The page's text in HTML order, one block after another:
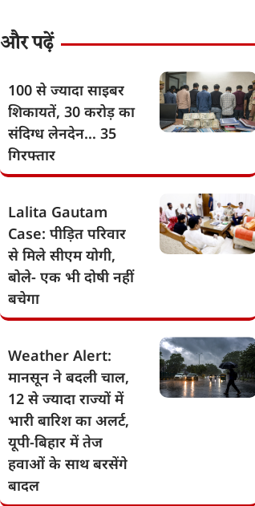
और पढ़ें
100 से ज्यादा साइबर
शिकायतें, 30 करोड़ का
संदिग्ध लेनदेन… 35
गिरफ्तार
Lalita Gautam
Case: पीड़ित परिवार
से मिले सीएम योगी,
बोले- एक भी दोषी नहीं
बचेगा
Weather Alert:
मानसून ने बदली चाल,
12 से ज्यादा राज्यों में
भारी बारिश का अलर्ट,
यूपी-बिहार में तेज
हवाओं के साथ बरसेंगे
बादल